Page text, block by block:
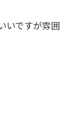
いですが雰囲